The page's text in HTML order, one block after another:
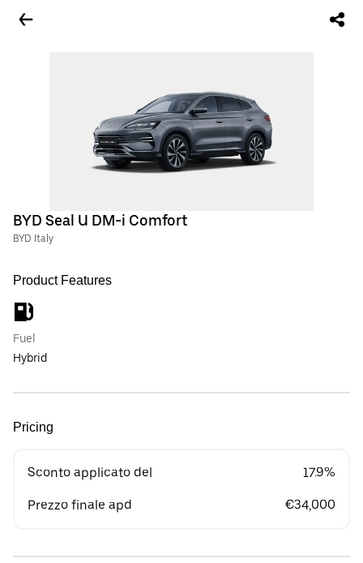
BYD Seal U DM-i Comfort
BYD Italy
Product Features
Fuel
Hybrid
Pricing
Sconto applicato del 17.9%
Prezzo finale apd €34,000